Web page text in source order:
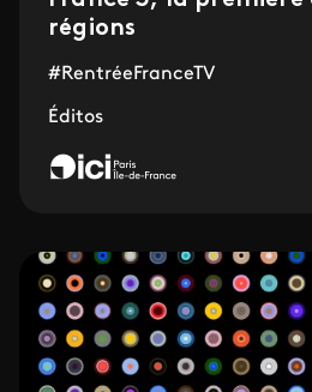
régions
#RentréeFranceTV
Éditos